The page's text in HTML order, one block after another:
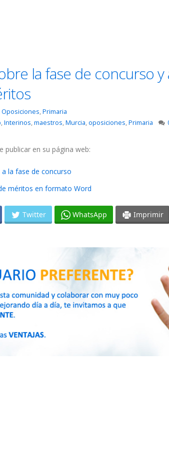
la fase de concurso y
Oposiciones,Primaria
,Interinos,maestros,Murcia,oposiciones,Primaria
publicar en su página web:
la fase de concurso
méritos en formato Word
Twitter WhatsApp Imprimir